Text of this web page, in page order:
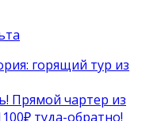
горящий тур из
Прямой чартер из
туда-обратно!